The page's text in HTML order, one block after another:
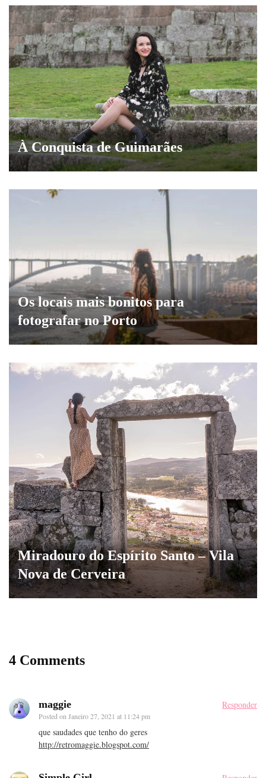
À Conquista de Guimarães
Os locais mais bonitos para
fotografar no Porto
Miradouro do Espírito Santo – Vila
Nova de Cerveira
4 Comments
maggie
Posted on Janeiro 27, 2021 at 11:24 pm
Responder
que saudades que tenho do geres
http://retromaggie.blogspot.com/